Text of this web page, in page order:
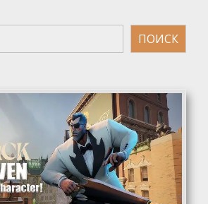
ПОИСК